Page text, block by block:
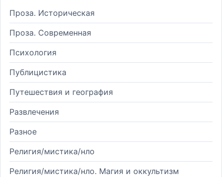
Проза. Историческая
Проза. Современная
Психология
Публицистика
Путешествия и география
Развлечения
Разное
Религия/мистика/нло
Религия/мистика/нло. Магия и оккультизм